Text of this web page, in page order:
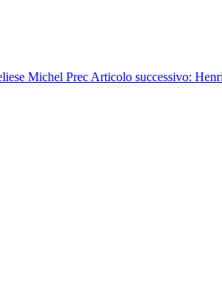
Michel Prec Articolo successivo: